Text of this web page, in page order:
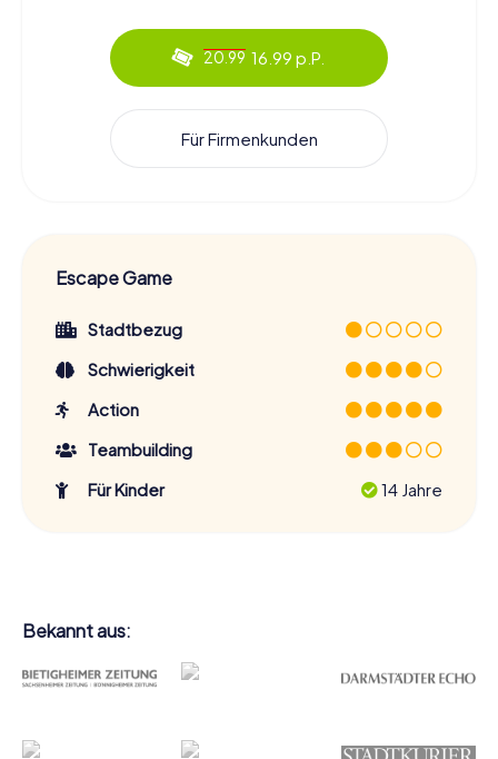
20.99 16.99 p.P.
Für Firmenkunden
Escape Game
Stadtbezug
Schwierigkeit
Action
Teambuilding
Für Kinder
14 Jahre
Bekannt aus: